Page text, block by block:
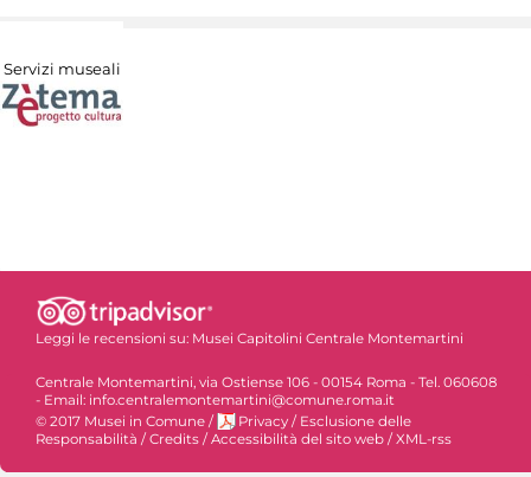
Servizi museali
Leggi le recensioni su: Musei Capitolini Centrale Montemartini
Centrale Montemartini, via Ostiense 106 - 00154 Roma - Tel. 060608
- Email: info.centralemontemartini@comune.roma.it
© 2017 Musei in Comune / Privacy / Esclusione delle
Responsabilità / Credits / Accessibilità del sito web / XML-rss